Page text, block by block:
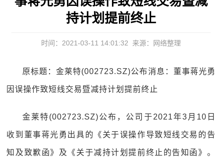
持计划提前终止
时间：2021-03-11 14:01:32 来源：网络整理
原标题：金莱特(002723.SZ)公布消息：董事蒋光勇
因误操作致短线交易暨减持计划提前终止
金莱特(002723.SZ)公布，公司于2021年3月10日
收到董事蒋光勇出具的《关于误操作导致短线交易的告
知及致歉函》及《关于减持计划提前终止的告知函》。